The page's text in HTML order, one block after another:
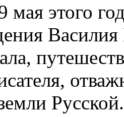
мая этого